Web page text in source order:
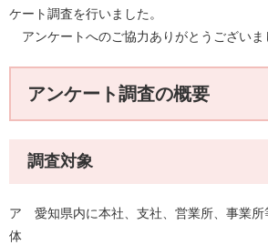
ケート調査を行いました。
アンケートへのご協力ありがとうございま
アンケート調査の概要
調査対象
ア 愛知県内に本社、支社、営業所、事業所
体